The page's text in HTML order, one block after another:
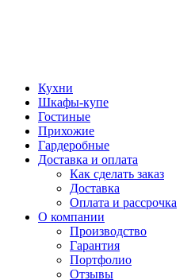
Кухни
Шкафы-купе
Гостиные
Прихожие
Гардеробные
Доставка и оплата
Как сделать заказ
Доставка
Оплата и рассрочка
О компании
Производство
Гарантия
Портфолио
Отзывы